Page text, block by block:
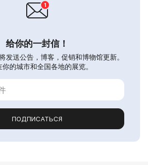
给你的一封信！
发送公告，博客，促销和博物馆更新。
你的城市和全国各地的展览。
ПОДПИСАТЬСЯ